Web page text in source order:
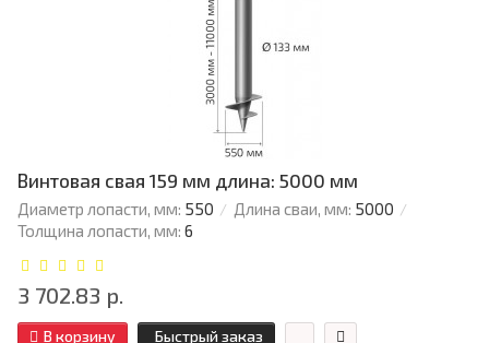
Винтовая свая 159 мм длина: 5000 мм
Диаметр лопасти, мм: 550 Длина сваи, мм: 5000
Толщина лопасти, мм: 6
3 702.83 р.
В корзину Быстрый заказ